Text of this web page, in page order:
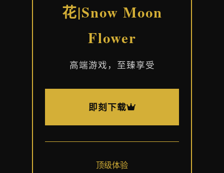
花|Snow Moon
Flower
高端游戏，至臻享受
即刻下载
顶级体验